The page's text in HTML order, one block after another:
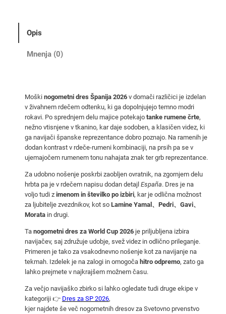
Opis
Mnenja (0)
Moški nogometni dres Španija 2026v domači različici je izdelan
v živahnem rdečem odtenku, ki ga dopolnjujejo temno modri
rokavi. Po sprednjem delu majice potekajo tanke rumene črte,
nežno vtisnjene v tkanino, kar daje sodoben, a klasičen videz, ki
ga navijači španske reprezentance dobro poznajo. Na ramenih je
dodan kontrast v rdeče-rumeni kombinaciji, na prsih pa se v
ujemajočem rumenem tonu nahajata znak ter grb reprezentance.
Za udobno nošenje poskrbi zaobljen ovratnik, na zgornjem delu
hrbta pa je v rdečem napisu dodan detajl España. Dres je na
voljo tudi z imenom in številko po izbiri, kar je odlična možnost
za ljubitelje zvezdnikov, kot so Lamine Yamal、Pedri、Gavi、
Moratain drugi.
Ta nogometni dres za World Cup 2026je priljubljena izbira
navijačev, saj združuje udobje, svež videz in odlično prileganje.
Primeren je tako za vsakodnevno nošenje kot za navijanje na
tekmah. Izdelek je na zalogi in omogoča hitro odpremo, zato ga
lahko prejmete v najkrajšem možnem času.
Za večjo navijaško zbirko si lahko ogledate tudi druge ekipe v
kategoriji 👉 Dres za SP 2026,
kjer najdete še več nogometnih dresov za Svetovno prvenstvo